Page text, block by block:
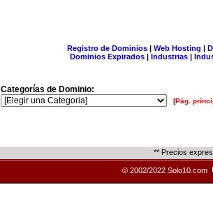
Registro de Dominios| Web Hosting |
Dominios Expirados | Industrias |
Categorías de Dominio:
[Pág.
** Precios
© 2002/2022 Solo10.com